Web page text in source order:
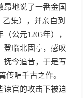
昂地说了一番金国
集），并亲自到
公元1205年），
登临北固亭，感叹
抚今追昔，于是写
传唱千古之作。
谏官的攻击下被迫